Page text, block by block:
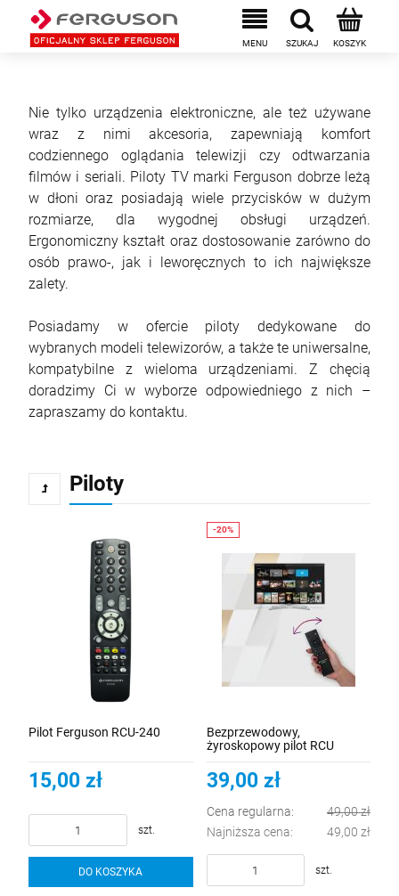
Nie tylko urządzenia elektroniczne, ale też używane
wraz z nimi akcesoria, zapewniają komfort
codziennego oglądania telewizji czy odtwarzania
filmów i seriali. Piloty TV marki Ferguson dobrze leżą
w dłoni oraz posiadają wiele przycisków w dużym
rozmiarze, dla wygodnej obsługi urządzeń.
Ergonomiczny kształt oraz dostosowanie zarówno do
osób prawo-, jak i leworęcznych to ich największe
zalety.
Posiadamy w ofercie piloty dedykowane do
wybranych modeli telewizorów, a także te uniwersalne,
kompatybilne z wieloma urządzeniami. Z chęcią
doradzimy Ci w wyborze odpowiedniego z nich –
zapraszamy do kontaktu.
Piloty
Pilot Ferguson RCU-240
15,00 zł
szt.
DO KOSZYKA
Bezprzewodowy,
żyroskopowy pilot RCU
SR420
39,00 zł
Cena regularna:
49,00 zł
Najniższa cena:
49,00 zł
szt.